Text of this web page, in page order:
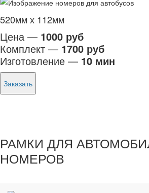
520мм х 112мм
Цена — 1000 руб
Комплект — 1700 руб
Изготовление — 10 мин
Заказать
РАМКИ ДЛЯ
НОМЕРОВ